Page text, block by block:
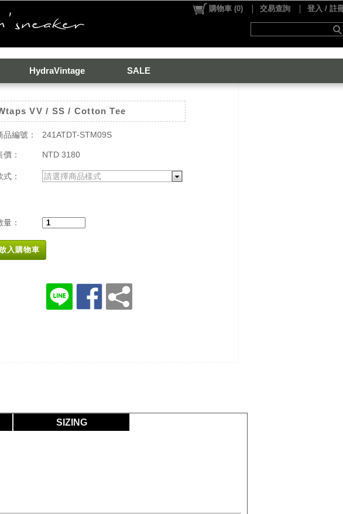
HydraVintage SALE
購物車 (0) 交易查詢 登入 / 註
VV / SS / Cotton Tee
品編號： 241ATDT-STM09S
價： NTD 3180
式： 請選擇商品樣式
量：
入購物車